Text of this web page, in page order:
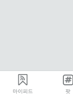
마이피드 팟